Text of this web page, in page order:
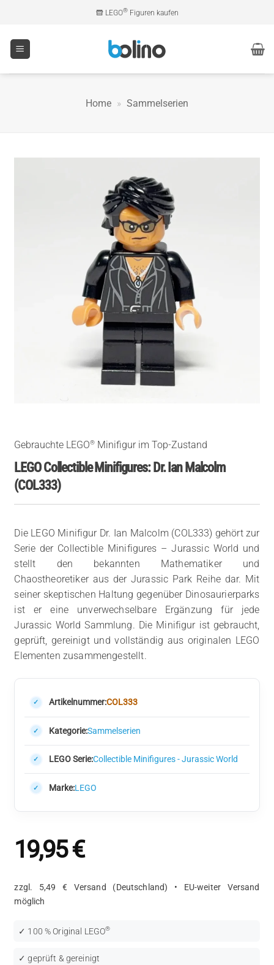
springen
LEGO®Figuren kaufen
Home » Sammelserien
Gebrauchte LEGO® Minifigur im Top-Zustand
LEGO Collectible Minifigures: Dr. Ian Malcolm
(COL333)
Die LEGO Minifigur Dr. Ian Malcolm (COL333) gehört zur
Serie der Collectible Minifigures – Jurassic World und
stellt den bekannten Mathematiker und
Chaostheoretiker aus der Jurassic Park Reihe dar. Mit
seiner skeptischen Haltung gegenüber Dinosaurierparks
ist er eine unverwechselbare Ergänzung für jede
Jurassic World Sammlung. Die Minifigur ist gebraucht,
geprüft, gereinigt und vollständig aus originalen LEGO
Elementen zusammengestellt.
Artikelnummer:COL333
Kategorie:Sammelserien
LEGO Serie:Collectible Minifigures - Jurassic World
Marke:LEGO
19,95€
zzgl. 5,49 € Versand (Deutschland) • EU-weiter Versand
möglich
✓ 100 % Original LEGO®
✓ geprüft & gereinigt